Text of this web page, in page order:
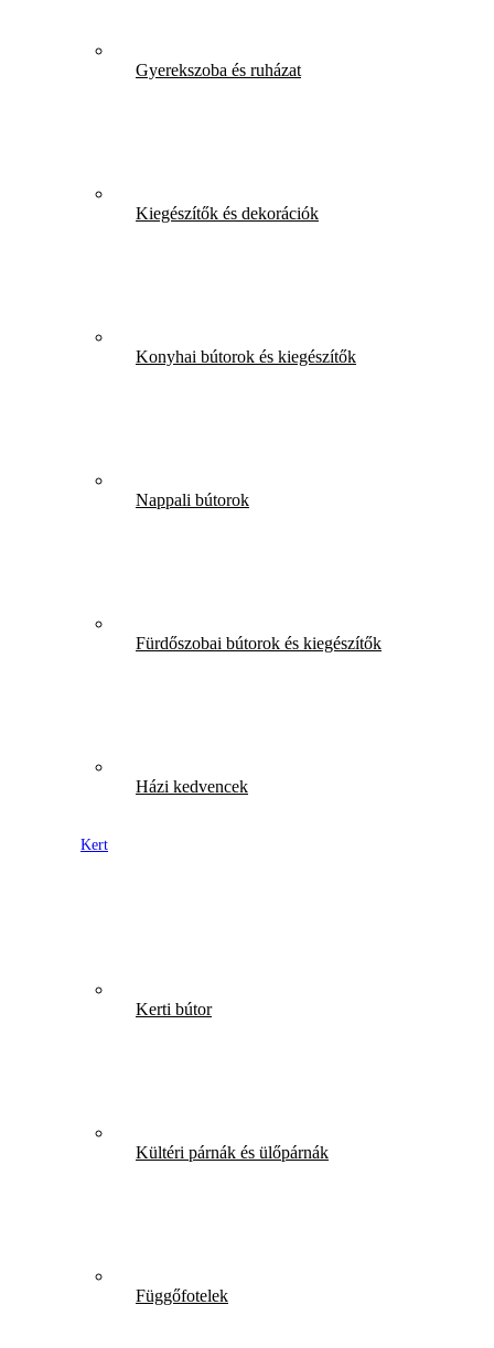
Gyerekszoba és ruházat
Kiegészítők és dekorációk
Konyhai bútorok és kiegészítők
Nappali bútorok
Fürdőszobai bútorok és kiegészítők
Házi kedvencek
Kert
Kerti bútor
Kültéri párnák és ülőpárnák
Függőfotelek